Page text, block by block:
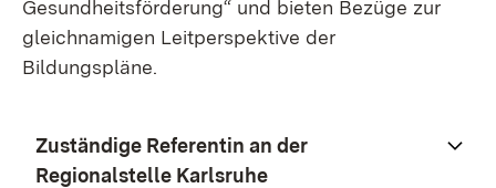
Gesundheitsförderung“ und bieten Bezüge zur
gleichnamigen Leitperspektive der
Bildungspläne.
Zuständige Referentin an der
Regionalstelle Karlsruhe